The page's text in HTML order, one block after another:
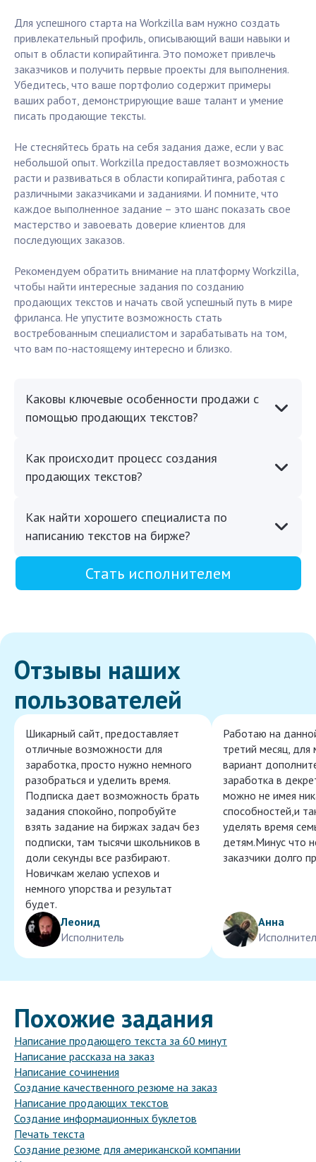
Для успешного старта на Workzilla вам нужно создать
привлекательный профиль, описывающий ваши навыки и
опыт в области копирайтинга. Это поможет привлечь
заказчиков и получить первые проекты для выполнения.
Убедитесь, что ваше портфолио содержит примеры
ваших работ, демонстрирующие ваше талант и умение
писать продающие тексты.
Не стесняйтесь брать на себя задания даже, если у вас
небольшой опыт. Workzilla предоставляет возможность
расти и развиваться в области копирайтинга, работая с
различными заказчиками и заданиями. И помните, что
каждое выполненное задание – это шанс показать свое
мастерство и завоевать доверие клиентов для
последующих заказов.
Рекомендуем обратить внимание на платформу Workzilla,
чтобы найти интересные задания по созданию
продающих текстов и начать свой успешный путь в мире
фриланса. Не упустите возможность стать
востребованным специалистом и зарабатывать на том,
что вам по-настоящему интересно и близко.
Каковы ключевые особенности продажи с
помощью продающих текстов?
Как происходит процесс создания
продающих текстов?
Как найти хорошего специалиста по
написанию текстов на бирже?
Стать исполнителем
Отзывы наших
пользователей
Шикарный сайт, предоставляет
отличные возможности для
заработка, просто нужно немного
разобраться и уделить время.
Подписка дает возможность брать
задания спокойно, попробуйте
взять задание на биржах задач без
подписки, там тысячи школьников в
доли секунды все разбирают.
Новичкам желаю успехов и
немного упорства и результат
будет.
Леонид
Исполнитель
Работаю на
третий месяц, для
вариант
заработка в
можно не имея
способностей,и
уделять время
детям.Минус что
заказчики долго
Анна
Похожие задания
Написание продающего текста за 60 минут
Написание рассказа на заказ
Написание сочинения
Создание качественного резюме на заказ
Написание продающих текстов
Создание информационных буклетов
Печать текста
Создание резюме для американской компании